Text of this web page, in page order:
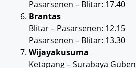
Pasarsenen – Blitar: 17.40
Brantas
Blitar – Pasarsenen: 12.15
Pasarsenen – Blitar: 13.30
Wijayakusuma
Ketapang – Surabaya